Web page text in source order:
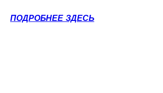
ПОДРОБНЕЕ ЗДЕСЬ